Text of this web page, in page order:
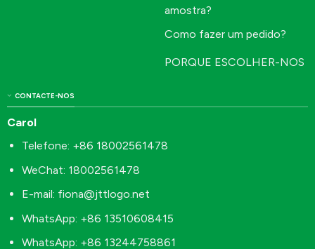
amostra?
Como fazer um pedido?
PORQUE ESCOLHER-NOS
CONTACTE-NOS
Carol
Telefone: +86 18002561478
WeChat: 18002561478
E-mail: fiona@jttlogo.net
WhatsApp: +86 13510608415
WhatsApp: +86 13244758861